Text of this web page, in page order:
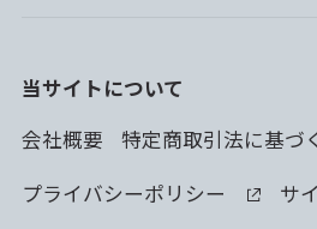
当サイトについて
会社概要
特定商取引法に基づ
プライバシーポリシー
サ